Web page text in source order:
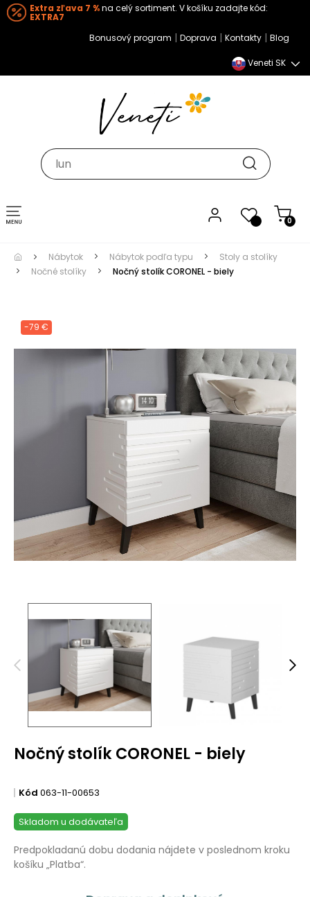
Extra zľava 7 %na celý sortiment. V košíku zadajte kód:
EXTRA7
Bonusový program | Doprava | Kontakty | Blog
Veneti SK
0
Toggle navigation
Nábytok Nábytok podľa typu
Stoly a stolíky
Nočné stolíky
Nočný stolík CORONEL - biely
-79 €
Nočný stolík CORONEL - biely
Kód 063-11-00653
Skladom u dodávateľa
Predpokladanú dobu dodania nájdete v poslednom kroku
košíku „Platba“.